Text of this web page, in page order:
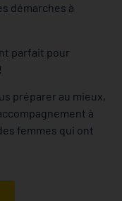
démarches à
parfait pour
!
préparer au mieux,
à
femmes qui ont